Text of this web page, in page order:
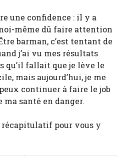
une confidence : il y a
même dû faire attention
barman, c’est tentant de
j’ai vu mes résultats
qu’il fallait que je lève le
mais aujourd’hui, je me
continuer à faire le job
ma santé en danger.
pour vous y